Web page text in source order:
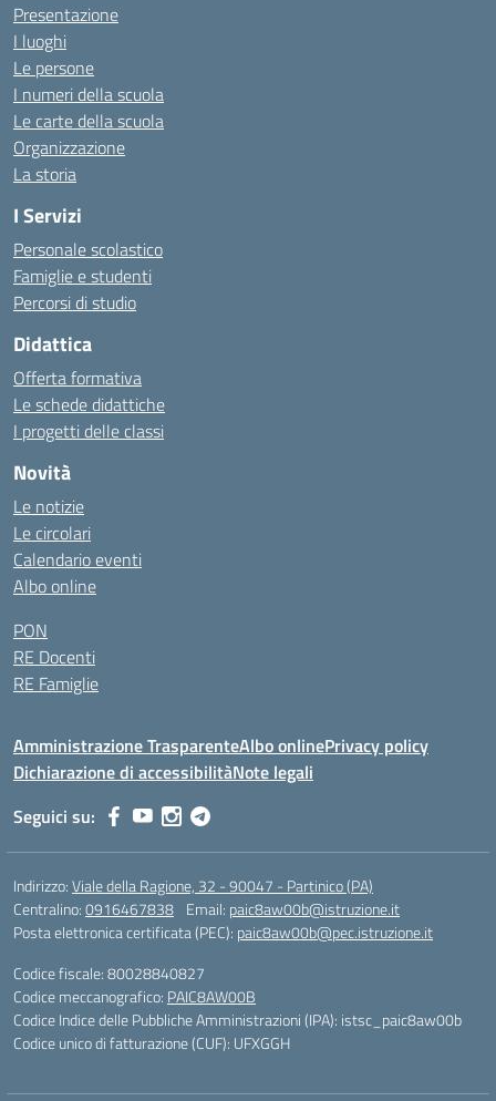
Presentazione
I luoghi
Le persone
I numeri della scuola
Le carte della scuola
Organizzazione
La storia
I Servizi
Personale scolastico
Famiglie e studenti
Percorsi di studio
Didattica
Offerta formativa
Le schede didattiche
I progetti delle classi
Novità
Le notizie
Le circolari
Calendario eventi
Albo online
PON
RE Docenti
RE Famiglie
Amministrazione TrasparenteAlbo onlinePrivacy policy
Dichiarazione di accessibilitàNote legali
Seguici su:
Indirizzo:Viale della Ragione, 32 - 90047 - Partinico (PA)
Centralino:0916467838 Email: paic8aw00b@istruzione.it
Posta elettronica certificata (PEC): paic8aw00b@pec.istruzione.it
Codice fiscale: 80028840827
Codice meccanografico: PAIC8AW00B
Codice Indice delle Pubbliche Amministrazioni (IPA): istsc_paic8aw00b
Codice unico di fatturazione (CUF): UFXGGH